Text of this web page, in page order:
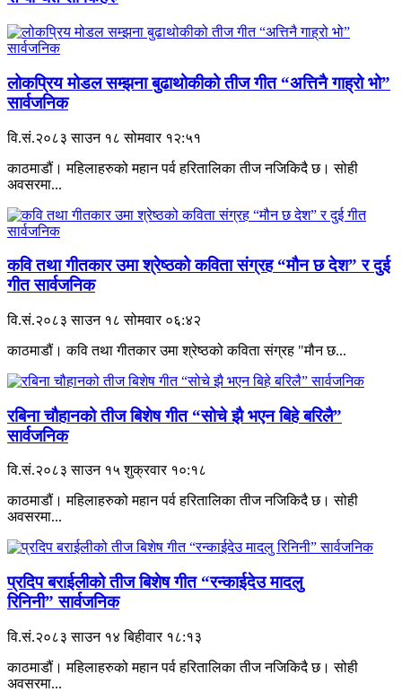
लोकप्रिय मोडल सम्झना बुढाथोकीको तीज गीत “अत्तिनै गाह्रो भो”
सार्वजनिक
वि.सं.२०८३ साउन १८ सोमवार १२:५१
काठमाडौं। महिलाहरुको महान पर्व हरितालिका तीज नजिकिदै छ। सोही
अवसरमा...
कवि तथा गीतकार उमा श्रेष्ठको कविता संग्रह “मौन छ देश” र दुई
गीत सार्वजनिक
वि.सं.२०८३ साउन १८ सोमवार ०६:४२
काठमाडौं। कवि तथा गीतकार उमा श्रेष्ठको कविता संग्रह "मौन छ...
रबिना चौहानको तीज बिशेष गीत “सोचे झै भएन बिहे बरिलै”
सार्वजनिक
वि.सं.२०८३ साउन १५ शुक्रवार १०:१८
काठमाडौं। महिलाहरुको महान पर्व हरितालिका तीज नजिकिदै छ। सोही
अवसरमा...
प्रदिप बराईलीको तीज बिशेष गीत “रन्काईदेउ मादलु
रिनिनी” सार्वजनिक
वि.सं.२०८३ साउन १४ बिहीवार १८:१३
काठमाडौं। महिलाहरुको महान पर्व हरितालिका तीज नजिकिदै छ। सोही
अवसरमा...